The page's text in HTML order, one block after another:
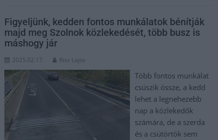
Figyeljünk, kedden fontos munkálatok bénítják
majd meg Szolnok közlekedését, több busz is
máshogy jár
2025.02.17. Kiss Lajos
Több fontos munkálat
csúszik össze, a kedd
lehet a legnehezebb
nap a közlekedők
számára, de a szerda
és a csütörtök sem